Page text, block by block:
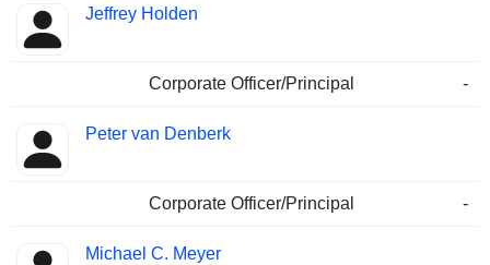
Jeffrey Holden
Corporate Officer/Principal -
Peter van Denberk
Corporate Officer/Principal -
Michael C. Meyer